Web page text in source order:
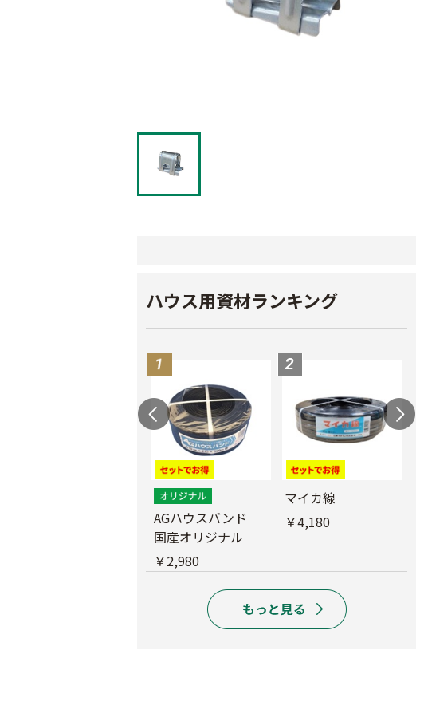
ハウス用資材ランキング
AGハウスバンド
国産オリジナル
￥2,980
マイカ線
￥4,180